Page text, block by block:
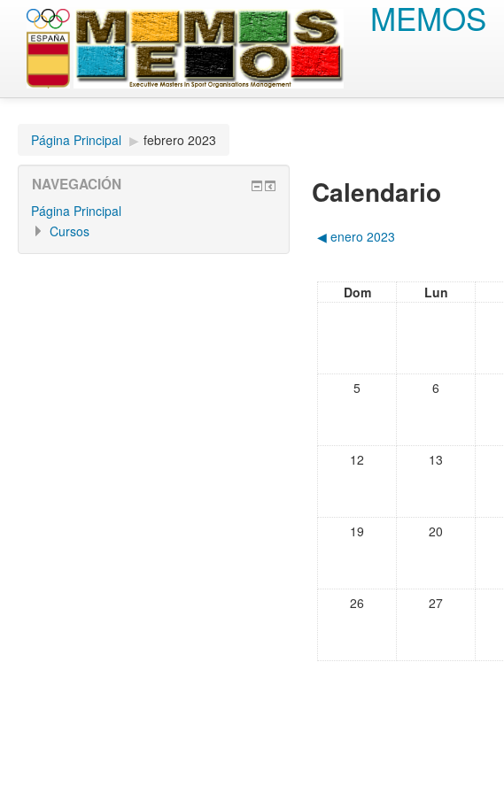
MEMOS
Página Principal ▶︎ febrero 2023
Calendario
◀︎ enero 2023
Dom Lun
5 6
12 13
19 20
26 27
NAVEGACIÓN
Página Principal
Cursos